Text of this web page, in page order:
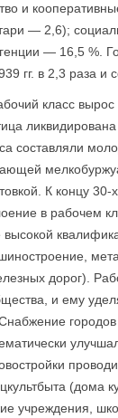
и
— 2,6);
— 16,5 %.
гг. в 2,3 раза и
класс
составляли
К концу 30-
в рабочем
дорог).
и ему
(дома
учреждения,